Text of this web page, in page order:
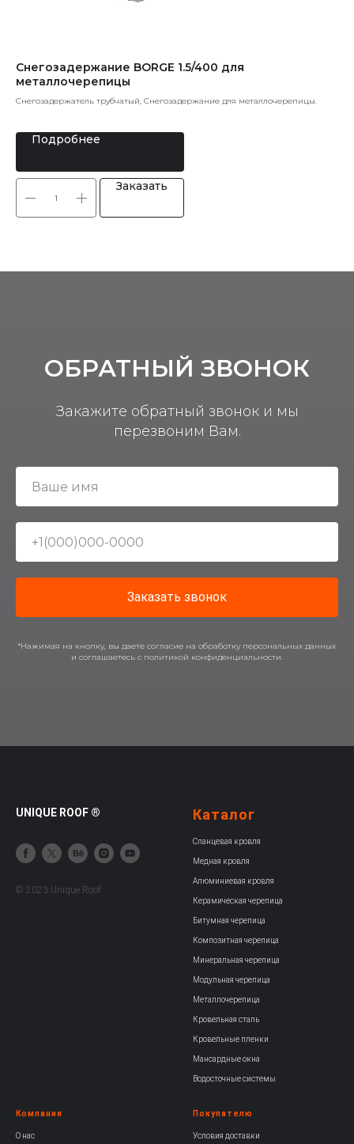
Снегозадержание BORGE 1.5/400 для
металлочерепицы
Снегозадержатель трубчатый, Снегозадержание для металлочерепицы.
Подробнее
Заказать
ОБРАТНЫЙ ЗВОНОК
Закажите обратный звонок и мы
перезвоним Вам.
Заказать звонок
*Нажимая на кнопку, вы даете согласие на обработку персональных данных
и соглашаетесь c политикой конфиденциальности.
UNIQUE ROOF ®
© 2023 Unique Roof
Каталог
Сланцевая кровля
Медная кровля
Алюминиевая кровля
Керамическая черепица
Битумная черепица
Композитная черепица
Минеральная черепица
Модульная черепица
Металлочерепица
Кровельная сталь
Кровельные пленки
Мансардные окна
Водосточные системы
Компания
О нас
Покупателю
Условия доставки